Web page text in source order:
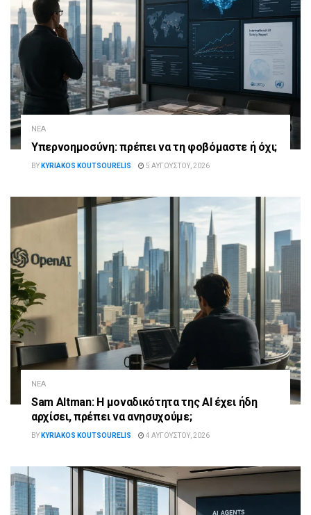
ΝΈΑ
Υπερνοημοσύνη: πρέπει να τη φοβόμαστε ή όχι;
BY KYRIAKOS KOUTSOURELIS 5 ΑΥΓΟΎΣΤΟΥ, 2026
ΝΈΑ
Sam Altman: Η μοναδικότητα της AI έχει ήδη
αρχίσει, πρέπει να ανησυχούμε;
BY KYRIAKOS KOUTSOURELIS 4 ΑΥΓΟΎΣΤΟΥ, 2026